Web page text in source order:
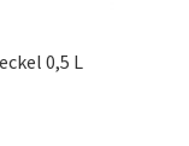
0,5 L